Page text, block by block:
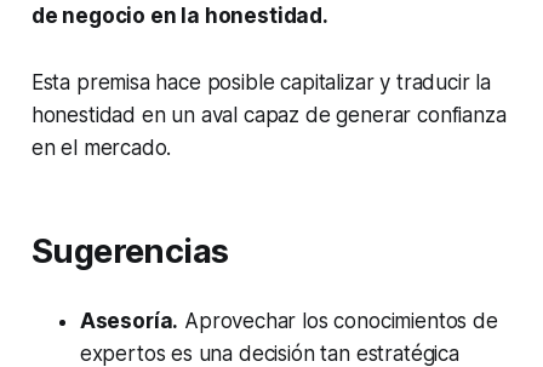
de negocio en la honestidad.
Esta premisa hace posible capitalizar y traducir la
honestidad en un aval capaz de generar confianza
en el mercado.
Sugerencias
Asesoría. Aprovechar los conocimientos de
expertos es una decisión tan estratégica